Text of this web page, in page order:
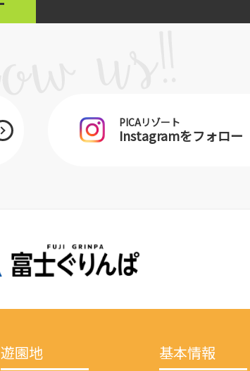
PICAリゾート
Instagramをフォロー
遊園地 基本情報